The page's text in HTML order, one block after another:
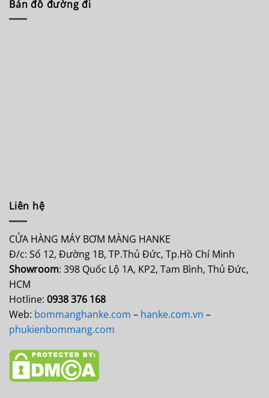
Bản đồ đường đi
Liên hệ
CỬA HÀNG MÁY BƠM MÀNG HANKE
Đ/c: Số 12, Đường 1B, TP.Thủ Đức, Tp.Hồ Chí Minh
Showroom: 398 Quốc Lộ 1A, KP2, Tam Bình, Thủ Đức,
HCM
Hotline: 0938 376 168
Web: bommanghanke.com – hanke.com.vn –
phukienbommang.com